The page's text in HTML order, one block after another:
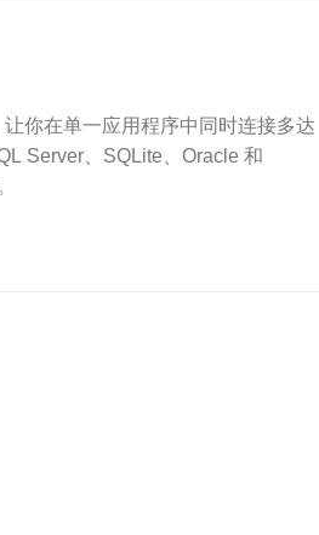
你在单一应用程序中同时连接多达
Server、SQLite、Oracle 和